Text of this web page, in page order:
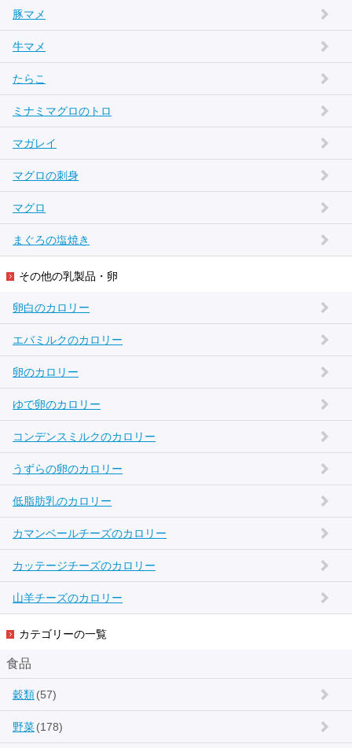
豚マメ
牛マメ
たらこ
ミナミマグロのトロ
マガレイ
マグロの刺身
マグロ
まぐろの塩焼き
その他の乳製品・卵
卵白のカロリー
エバミルクのカロリー
卵のカロリー
ゆで卵のカロリー
コンデンスミルクのカロリー
うずらの卵のカロリー
低脂肪乳のカロリー
カマンベールチーズのカロリー
カッテージチーズのカロリー
山羊チーズのカロリー
カテゴリーの一覧
食品
穀類(57)
野菜(178)